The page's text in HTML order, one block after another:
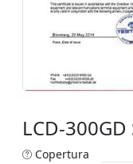
LCD-
Copertura